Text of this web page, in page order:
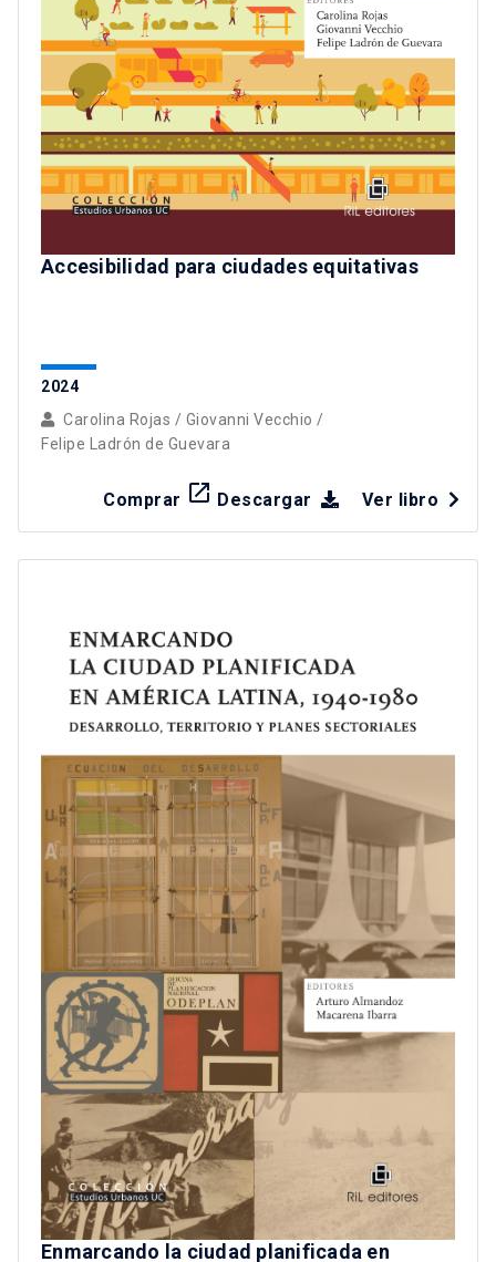
Accesibilidad para ciudades equitativas
2024
Carolina Rojas / Giovanni Vecchio /
Felipe Ladrón de Guevara
Comprar launch Descargar Ver libro
Enmarcando la ciudad planificada en